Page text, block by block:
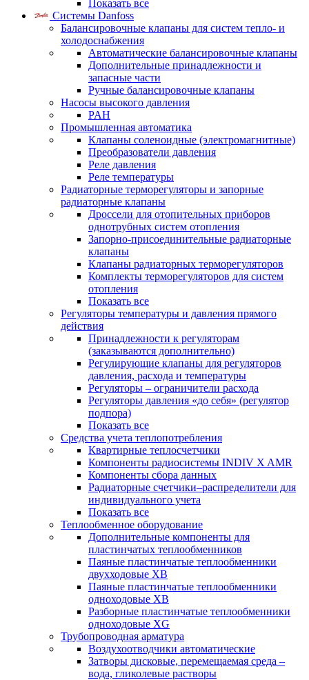
Показать все
Системы Danfoss
Балансировочные клапаны для систем тепло- и
холодоснабжения
Автоматические балансировочные клапаны
Дополнительные принадлежности и
запасные части
Ручные балансировочные клапаны
Насосы высокого давления
PAH
Промышленная автоматика
Клапаны соленоидные (электромагнитные)
Преобразователи давления
Реле давления
Реле температуры
Радиаторные терморегуляторы и запорные
радиаторные клапаны
Дроссели для отопительных приборов
однотрубных систем отопления
Запорно-присоединительные радиаторные
клапаны
Клапаны радиаторных терморегуляторов
Комплекты терморегуляторов для систем
отопления
Показать все
Регуляторы температуры и давления прямого
действия
Принадлежности к регуляторам
(заказываются дополнительно)
Регулирующие клапаны для регуляторов
давления, расхода и температуры
Регуляторы – ограничители расхода
Регуляторы давления «до себя» (регулятор
подпора)
Показать все
Средства учета теплопотребления
Квартирные теплосчетчики
Компоненты радиосистемы INDIV X AMR
Компоненты сбора данных
Радиаторные счетчики–распределители для
индивидуального учета
Показать все
Теплообменное оборудование
Дополнительные компоненты для
пластинчатых теплообменников
Паяные пластинчатые теплообменники
двухходовые XB
Паяные пластинчатые теплообменники
одноходовые ХВ
Разборные пластинчатые теплообменники
одноходовые ХG
Трубопроводная арматура
Воздухоотводчики автоматические
Затворы дисковые, перемещаемая среда –
вода, гликолевые растворы